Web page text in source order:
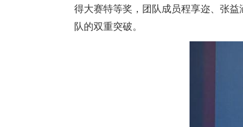
得大赛特等奖，团队成员程享迩、张
队的双重突破。